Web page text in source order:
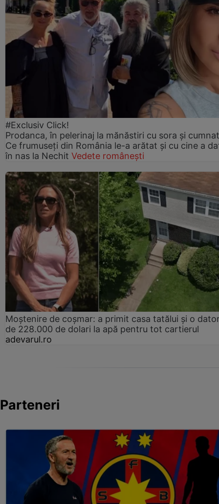
#Exclusiv Click!
Prodanca, în pelerinaj la mănăstiri cu sora și
Ce frumuseți din România le-a arătat și cu cine a
în nas la Nechit Vedete românești
Moștenire de coșmar: a primit casa tatălui și o
de 228.000 de dolari la apă pentru tot cartierul
adevarul.ro
Parteneri